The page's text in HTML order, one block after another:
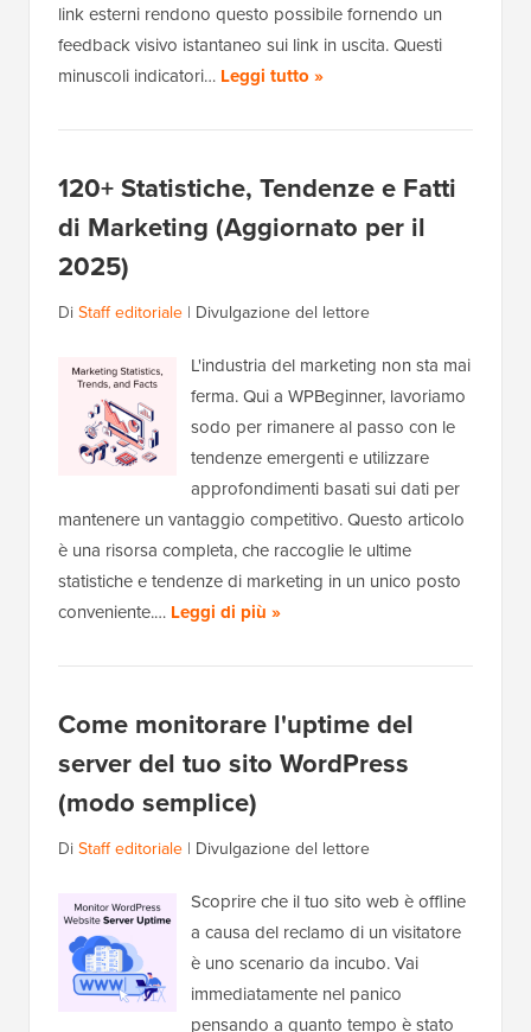
link esterni rendono questo possibile fornendo un
feedback visivo istantaneo sui link in uscita. Questi
minuscoli indicatori… Leggi tutto »
120+ Statistiche, Tendenze e Fatti
di Marketing (Aggiornato per il
2025)
DiStaff editoriale | Divulgazione del lettore
L'industria del marketing non sta mai
ferma. Qui a WPBeginner, lavoriamo
sodo per rimanere al passo con le
tendenze emergenti e utilizzare
approfondimenti basati sui dati per
mantenere un vantaggio competitivo. Questo articolo
è una risorsa completa, che raccoglie le ultime
statistiche e tendenze di marketing in un unico posto
conveniente.… Leggi di più »
Come monitorare l'uptime del
server del tuo sito WordPress
(modo semplice)
DiStaff editoriale | Divulgazione del lettore
Scoprire che il tuo sito web è offline
a causa del reclamo di un visitatore
è uno scenario da incubo. Vai
immediatamente nel panico
pensando a quanto tempo è stato